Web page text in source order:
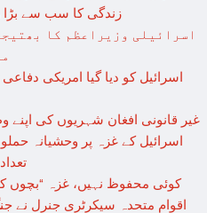
زندگی کا سب سے بڑا
اسرائیلی وزیراعظم کا
اسرائیل کو دیا گیا امریکی
غیر قانونی افغان شہریوں کی
اسرائیل کے غزہ پر وحشیانہ
تعداد 10 ہزار سےزائد ہوگئی
اقوام متحدہ سیکرٹری جنرل نے